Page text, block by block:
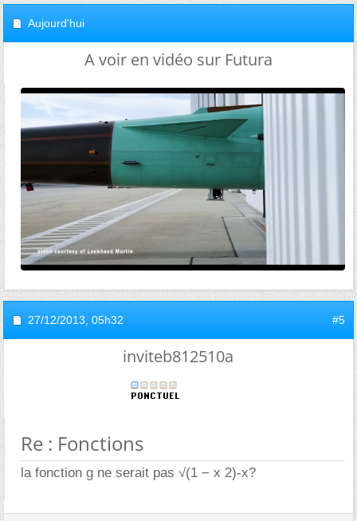
Aujourd'hui
A voir en vidéo sur Futura
27/12/2013, 05h32 #5
inviteb812510a
Re : Fonctions
la fonction g ne serait pas √(1 − x 2)-x?